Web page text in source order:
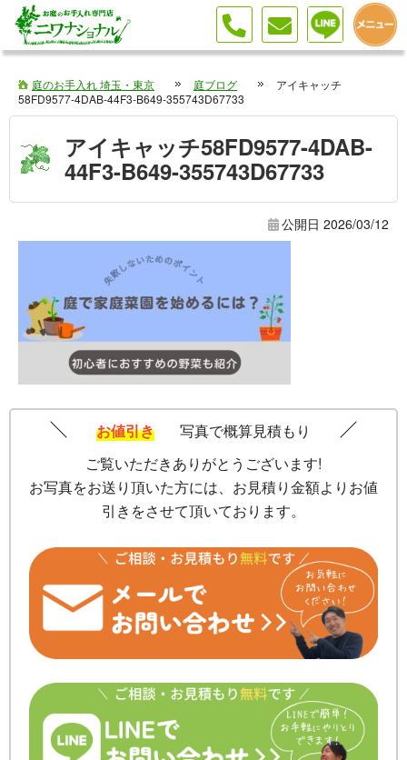
庭のお手入れ 埼玉・東京 庭ブログ
アイキャッチ
58FD9577-4DAB-44F3-B649-355743D67733
アイキャッチ58FD9577-4DAB-
44F3-B649-355743D67733
公開日 2026/03/12
お値引き
写真で概算見積もり
ご覧いただきありがとうございます!
お写真をお送り頂いた方には、お見積り金額よりお値
引きをさせて頂いております。